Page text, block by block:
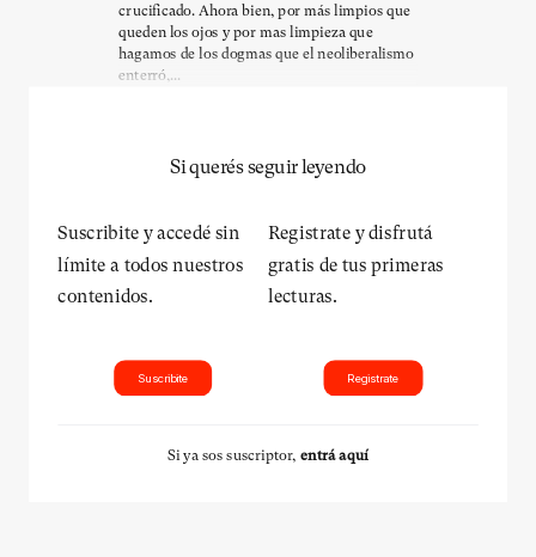
crucificado. Ahora bien, por más limpios que
queden los ojos y por mas limpieza que
hagamos de los dogmas que el neoliberalismo
enterró,...
Si querés seguir leyendo
Suscribite y accedé sin
límite a todos nuestros
contenidos.
Suscribite
Registrate y disfrutá
gratis de tus primeras
lecturas.
Registrate
Si ya sos suscriptor, entrá aquí